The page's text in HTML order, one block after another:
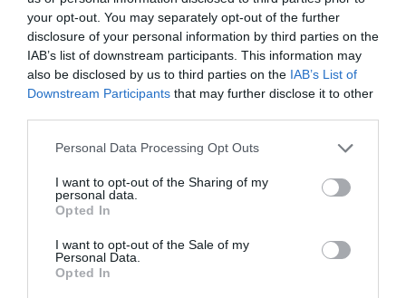
your opt-out. You may separately opt-out of the further
disclosure of your personal information by third parties on the
IAB’s list of downstream participants. This information may
also be disclosed by us to third parties on the IAB’s List of
Downstream Participants that may further disclose it to other
Personal Data Processing Opt Outs
I want to opt-out of the Sharing of my
personal data.
Opted In
I want to opt-out of the Sale of my
Personal Data.
Opted In
ΠΡΟΗΓΟΎΜΕΝΗ ΑΝΆΡΤΗΣΗ
«Ορατότης μηδέν» για τις επεκτάσεις της Αττικής Οδού;
ΕΠΌΜΕΝΗ ΑΝΆΡΤΗΣΗ
ΕΕ για Airbnb: Οι νέοι κανόνες για ασφαλέστερες υπηρεσίες